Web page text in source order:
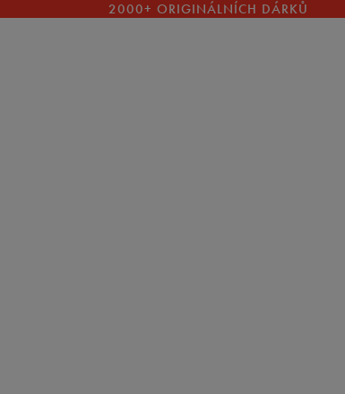
2000+ ORIGINÁLNÍCH DÁRKŮ